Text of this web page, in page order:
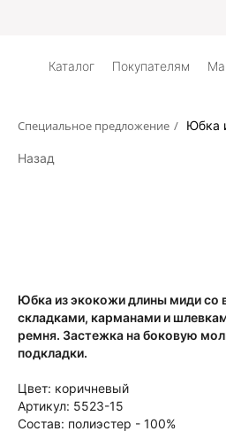
Каталог Покупателям
Специальное предложение / Юбка
Назад
Юбка из экокожи длины миди со
складками, карманами и
ремня. Застежка на боковую
подкладки.
Цвет: коричневый
Артикул: 5523-15
Состав: полиэстер - 100%